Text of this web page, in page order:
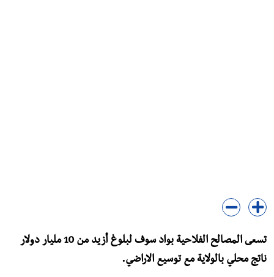
تسعى المصالح الفلاحية بواد سوف لبلوغ أزيد من 10 مليار دولار
ناتج محلي بالولاية مع توسيع الاراضي.